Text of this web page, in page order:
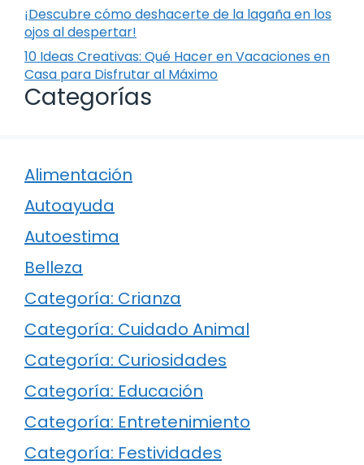
¡Descubre cómo deshacerte de la lagaña en los
ojos al despertar!
10 Ideas Creativas: Qué Hacer en Vacaciones en
Casa para Disfrutar al Máximo
Categorías
Alimentación
Autoayuda
Autoestima
Belleza
Categoría: Crianza
Categoría: Cuidado Animal
Categoría: Curiosidades
Categoría: Educación
Categoría: Entretenimiento
Categoría: Festividades